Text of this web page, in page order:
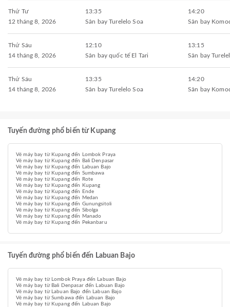
Thứ Tư
12 tháng 8, 2026
13:35
Sân bay Turelelo Soa
14:20
Sân bay
Thứ Sáu
14 tháng 8, 2026
12:10
Sân bay quốc tế El Tari
13:15
Sân bay
Thứ Sáu
14 tháng 8, 2026
13:35
Sân bay Turelelo Soa
14:20
Sân bay
Tuyến đường phổ biến từ Kupang
Vé máy bay từ Kupang đến Lombok Praya
Vé máy bay từ Kupang đến Bali Denpasar
Vé máy bay từ Kupang đến Labuan Bajo
Vé máy bay từ Kupang đến Sumbawa
Vé máy bay từ Kupang đến Rote
Vé máy bay từ Kupang đến Kupang
Vé máy bay từ Kupang đến Ende
Vé máy bay từ Kupang đến Medan
Vé máy bay từ Kupang đến Gunungsitoli
Vé máy bay từ Kupang đến Sibolga
Vé máy bay từ Kupang đến Manado
Vé máy bay từ Kupang đến Pekanbaru
Tuyến đường phổ biến đến Labuan Bajo
Vé máy bay từ Lombok Praya đến Labuan Bajo
Vé máy bay từ Bali Denpasar đến Labuan Bajo
Vé máy bay từ Labuan Bajo đến Labuan Bajo
Vé máy bay từ Sumbawa đến Labuan Bajo
Vé máy bay từ Kupang đến Labuan Bajo